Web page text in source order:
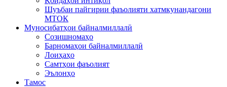
Шуъбаи пайгирии фаъолияти хатмкунандагони
МТОК
Муносибатҳои байналмиллалӣ
Созишномаҳо
Барномаҳои байналмиллалӣ
Лоиҳаҳо
Самтҳои фаъолият
Эълонҳо
Тамос